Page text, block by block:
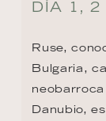
DÍA 1, 2
Ruse,
Bulgaria,
Danubio,